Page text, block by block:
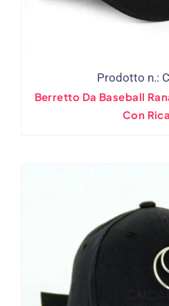
Prodotto n.:
Berretto Da Baseball
Con